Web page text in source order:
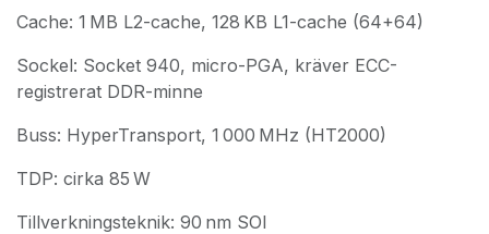
Cache: 1 MB L2-cache, 128 KB L1-cache (64+64)
Sockel: Socket 940, micro-PGA, kräver ECC-
registrerat DDR-minne
Buss: HyperTransport, 1 000 MHz (HT2000)
TDP: cirka 85 W
Tillverkningsteknik: 90 nm SOI